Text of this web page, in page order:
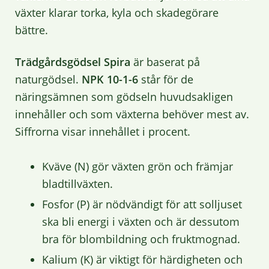
växter klarar torka, kyla och skadegörare
bättre.
Trädgårdsgödsel Spira är baserat på
naturgödsel. NPK 10-1-6 står för de
näringsämnen som gödseln huvudsakligen
innehåller och som växterna behöver mest av.
Siffrorna visar innehållet i procent.
Kväve (N) gör växten grön och främjar
bladtillväxten.
Fosfor (P) är nödvändigt för att solljuset
ska bli energi i växten och är dessutom
bra för blombildning och fruktmognad.
Kalium (K) är viktigt för härdigheten och